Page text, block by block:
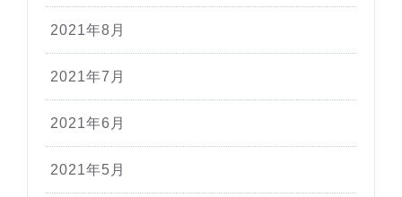
2021年8月
2021年7月
2021年6月
2021年5月